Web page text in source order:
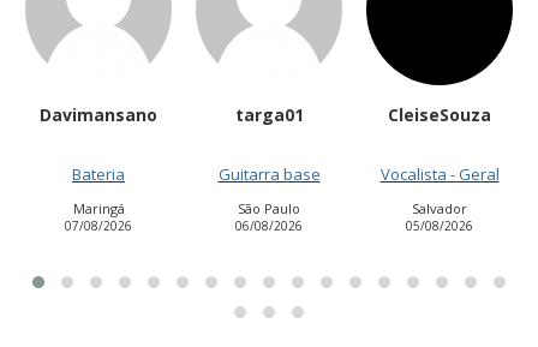
targa01
Guitarra base
CleiseSouza
Vocalista - Geral
São José dos